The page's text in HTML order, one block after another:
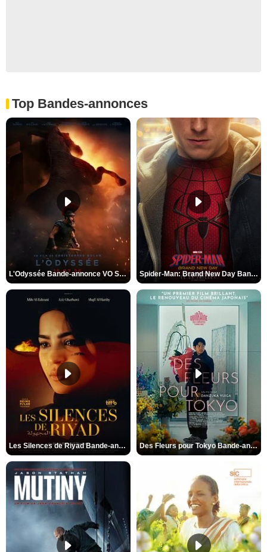
Top Bandes-annonces
L'Odyssée Bande-annonce VO STFR Spider-Man: Brand New Day Bande-annonce VO STFR
Les Silences de Riyad Bande-annonce VO STFR Des Fleurs pour Tokyo Bande-annonce VO STFR